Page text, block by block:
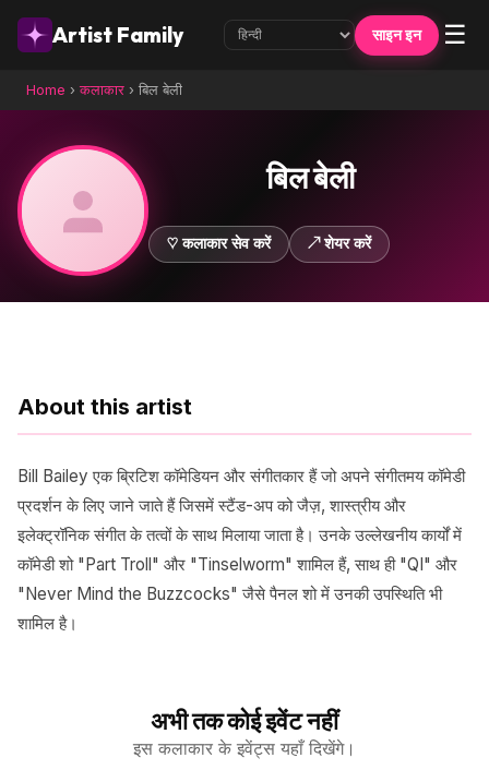
Artist Family साइन इन ☰
Home ›कलाकार › बिल बेली
बिल बेली
♡ कलाकार सेव करें ↗ शेयर करें
About this artist
Bill Bailey एक ब्रिटिश कॉमेडियन और संगीतकार हैं जो अपने संगीतमय कॉमेडी
प्रदर्शन के लिए जाने जाते हैं जिसमें स्टैंड-अप को जैज़, शास्त्रीय और
इलेक्ट्रॉनिक संगीत के तत्वों के साथ मिलाया जाता है। उनके उल्लेखनीय कार्यों में
कॉमेडी शो "Part Troll" और "Tinselworm" शामिल हैं, साथ ही "QI" और
"Never Mind the Buzzcocks" जैसे पैनल शो में उनकी उपस्थिति भी
शामिल है।
अभी तक कोई इवेंट नहीं
इस कलाकार के इवेंट्स यहाँ दिखेंगे।